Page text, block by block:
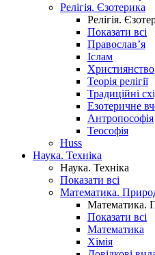
Релігія. Єзотерика
Релігія.
Показати всі
Православ’я
Іслам
Християнство
Теорія релігії
Традиційні
Езотеричне
Антропософія
Теософія
Huss
Наука. Техніка
Наука. Техніка
Показати всі
Математика.
Математика.
Показати всі
Математика
Хімія